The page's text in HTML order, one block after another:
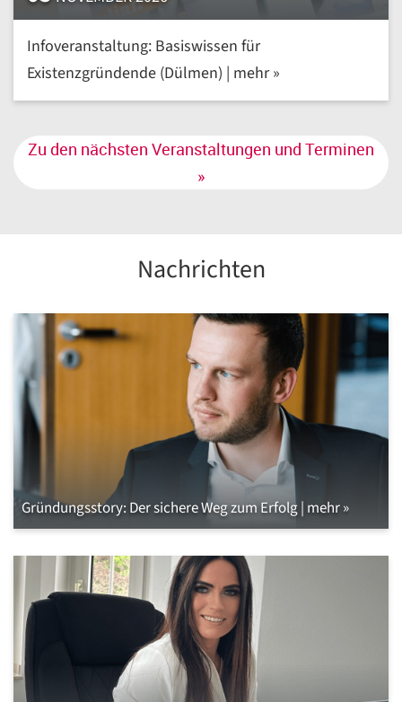
Infoveranstaltung: Basiswissen für
Existenzgründende (Dülmen) | mehr »
Zu den nächsten Veranstaltungen und Terminen
»
Nachrichten
Gründungsstory: Der sichere Weg zum Erfolg | mehr »